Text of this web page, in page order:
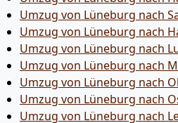
Umzug von Lüneburg nach
Umzug von Lüneburg nach
Umzug von Lüneburg nach
Umzug von Lüneburg nach
Umzug von Lüneburg nach
Umzug von Lüneburg nach
Umzug von Lüneburg nach